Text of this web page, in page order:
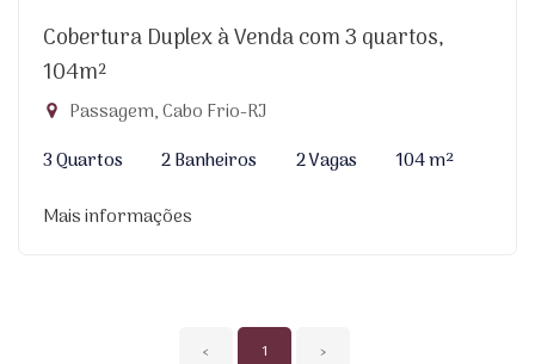
Cobertura Duplex à Venda com 3 quartos,
104m²
Passagem, Cabo Frio-RJ
3 Quartos
2 Banheiros 2 Vagas
104 m²
Mais informações
‹ 1 ›